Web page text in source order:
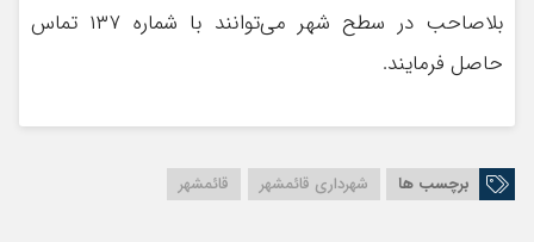
بلاصاحب در سطح شهر می‌توانند با شماره ۱۳۷ تماس
حاصل فرمایند.
برچسب ها شهرداری قائمشهر قائمشهر